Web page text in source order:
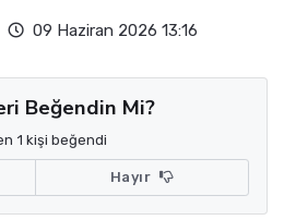
09 Haziran 2026 13:16
Beğendin Mi?
1 kişi beğendi
Hayır